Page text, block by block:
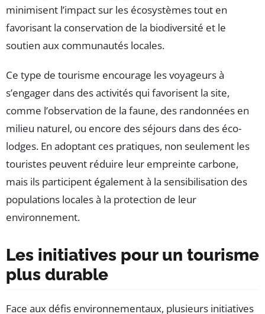
minimisent l’impact sur les écosystèmes tout en
favorisant la conservation de la biodiversité et le
soutien aux communautés locales.
Ce type de tourisme encourage les voyageurs à
s’engager dans des activités qui favorisent la site,
comme l’observation de la faune, des randonnées en
milieu naturel, ou encore des séjours dans des éco-
lodges. En adoptant ces pratiques, non seulement les
touristes peuvent réduire leur empreinte carbone,
mais ils participent également à la sensibilisation des
populations locales à la protection de leur
environnement.
Les initiatives pour un tourisme
plus durable
Face aux défis environnementaux, plusieurs initiatives